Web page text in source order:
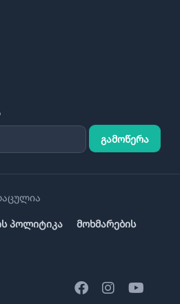
გამოწერა
პოლიტიკა
მოხმარების